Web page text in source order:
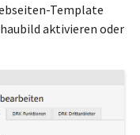
Template
aktivieren oder